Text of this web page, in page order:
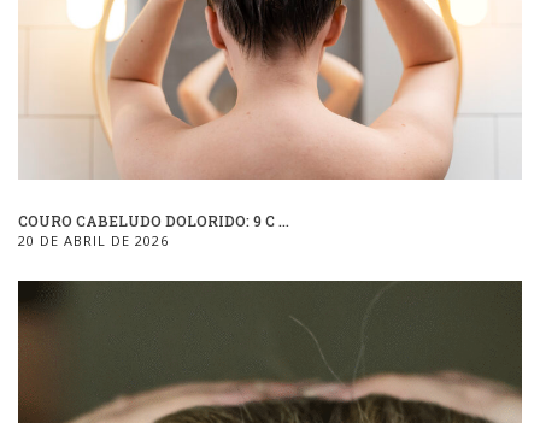
COURO CABELUDO DOLORIDO: 9 C ...
20 DE ABRIL DE 2026